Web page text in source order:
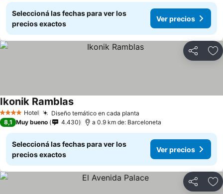
Seleccioná las fechas para ver los
precios exactos
Ver precios
Compartir
4 EstrellasHotel Diseño temático en cada planta
Ikonik Ramblas
8,1 Muy bueno 4.430 a 0.9 km de: Barceloneta
Seleccioná las fechas para ver los
precios exactos
Ver precios
Compartir